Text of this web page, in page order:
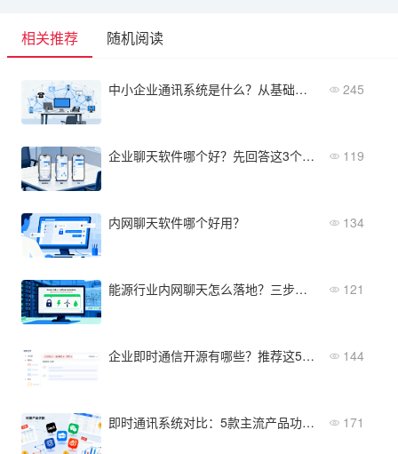
相关推荐 随机阅读
中小企业通讯系统是什么？从基础概念到核心功能全解析 245
企业聊天软件哪个好？先回答这3个问题再选型 119
内网聊天软件哪个好用？ 134
能源行业内网聊天怎么落地？三步实现安全即时通讯 121
企业即时通信开源有哪些？推荐这5款主流方案 144
即时通讯系统对比：5款主流产品功能与价格横评 171